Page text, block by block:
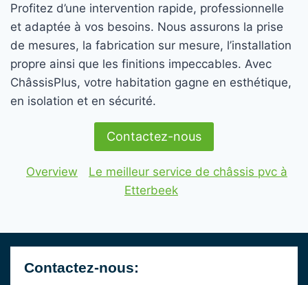
Profitez d’une intervention rapide, professionnelle
et adaptée à vos besoins. Nous assurons la prise
de mesures, la fabrication sur mesure, l’installation
propre ainsi que les finitions impeccables. Avec
ChâssisPlus, votre habitation gagne en esthétique,
en isolation et en sécurité.
Contactez-nous
Overview
Le meilleur service de châssis pvc à
Etterbeek
Contactez-nous: